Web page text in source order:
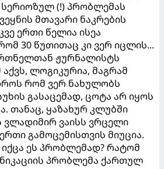
(!) პრობლემას
მთავარი ნაკრების
ერთი წელია ისეა
30 წუთითაც კი ვერ იცლის...
ჟურნალისტს
ლოგიკურია, მაგრამ
რომ ვერ ნახულობს
გასაცემად, ცოტა არ იყოს
თანაც, ყაზახურ კლუბში
ვაისს ვრცელი
გამოცემისთვის მიუცია.
იქცა ეს პრობლემად? რატომ
პრობლემა ქართულ